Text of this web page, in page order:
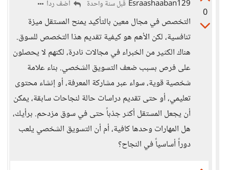
0
Esraashaaban129 قبل سنة واحدة أضف ردا
التخصص في مجال معين بالتأكيد يمنح المستقل ميزة
تنافسية، لكن الأهم هو كيفية تقديم هذا التخصص للسوق.
هناك الكثير من الخبراء في مجالات نادرة، لكنهم لا يحصلون
على فرص بسبب ضعف التسويق الشخصي. بناء علامة
شخصية قوية، سواء عبر مشاركة المعرفة، أو إنشاء محتوى
تعليمي، أو حتى تقديم دراسات حالة لنجاحات سابقة، يمكن
أن يجعل المستقل أكثر جذباً حتى في سوق مزدحم. برأيك،
هل المهارات وحدها كافية، أم أن التسويق الشخصي يلعب
دوراً أساسياً في النجاح؟